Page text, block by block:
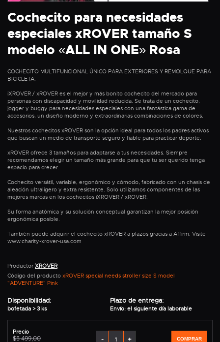
Cochecito para necesidades
especiales xROVER tamaño S
modelo «ALL IN ONE» Rosa
COCHECITO MULTIFUNCIONAL ÚNICO PARA EXTERIORES Y REMOLQUE PARA
BICICLETA.
iXROVER / xROVER es el mejor y más bonito cochecito del mercado para
personas con discapacidad y movilidad reducida. Se trata de un cochecito,
jogger y buggy para necesidades especiales con una fantástica gama de
accesorios, un diseño moderno y extraordinarias combinaciones de colores.
Nuestros cochecitos xROVER son la opción ideal para todos los padres activos
que buscan un medio de transporte seguro y fiable para practicar deporte.
xROVER ofrece 3 tamaños para adaptarse a tus necesidades. Siempre
recomendamos elegir un tamaño más grande para que tu ser querido tenga
espacio para crecer.
Cochecito versátil, variable, ergonómico y cómodo, fabricado con un chasis de
aleación ultraligero y extra resistente. Solo utilizamos componentes de las
mejores marcas en los cochecitos iXROVER / xROVER.
Su forma anatómica y su solución conceptual garantizan la mejor posición
ergonómica posible.
También puede adquirir el cochecito xROVER a plazos gracias a Affirm. Visite
www.charity-xrover-usa.com
Productor XROVER
Código del producto xROVER special needs stroller size S model
"ADVENTURE" Pink
Disponibilidad:
bofetada > 3 ks
Plazo de entrega:
Envío: el siguiente día laborable
Precio
$5 499,00 - + COMPRAR